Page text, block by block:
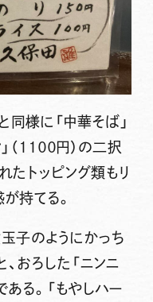
同様に「中華そば」
（１１００円）の二択
たトッピング類もリ
持てる。
子のようにかっち
、おろした「ニンニ
ある。「もやしハー